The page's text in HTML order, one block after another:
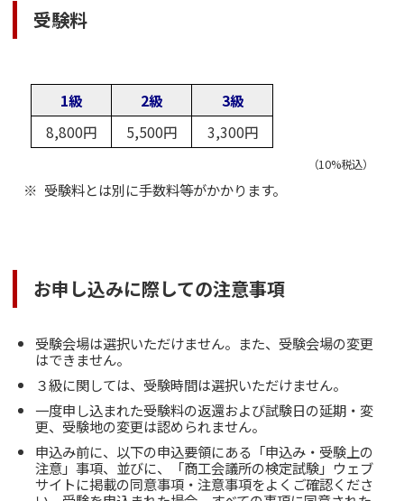
受験料
1級 2級
3級
8,800円
5,500円 3,300円
（10%税込）
受験料とは別に手数料等がかかります。
お申し込みに際しての注意事項
受験会場は選択いただけません。また、受験会場の変更
はできません。
３級に関しては、受験時間は選択いただけません。
一度申し込まれた受験料の返還および試験日の延期・変
更、受験地の変更は認められません。
申込み前に、以下の申込要領にある「申込み・受験上の
注意」事項、並びに、「商工会議所の検定試験」ウェブ
サイトに掲載の同意事項・注意事項をよくご確認くださ